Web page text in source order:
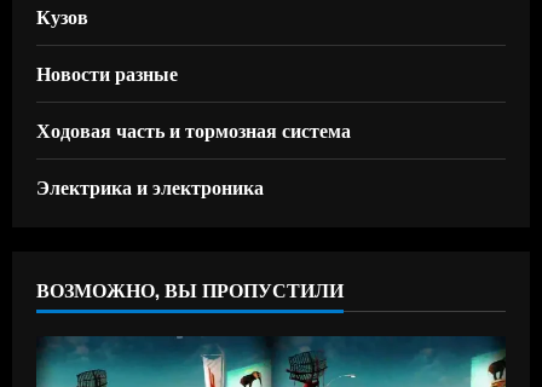
Кузов
Новости разные
Ходовая часть и тормозная система
Электрика и электроника
ВОЗМОЖНО, ВЫ ПРОПУСТИЛИ